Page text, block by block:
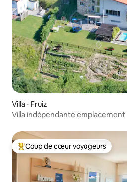
Villa ⋅ Fruiz
Villa indépendante emplacement
Coups de cœur voyageurs les plus
Coup de cœur voyageurs